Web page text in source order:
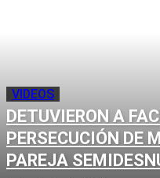
VIDEOS
DETUVIERON A
PERSECUCIÓN DE
PAREJA